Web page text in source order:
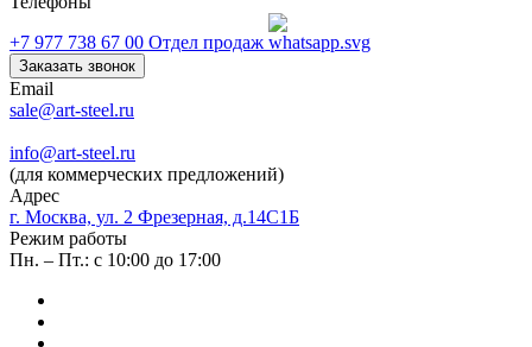
+7 977 738 67 00 Отдел продаж
Заказать звонок
Email
sale@art-steel.ru
info@art-steel.ru
(для коммерческих предложений)
Адрес
г. Москва, ул. 2 Фрезерная, д.14С1Б
Режим работы
Пн. – Пт.: с 10:00 до 17:00